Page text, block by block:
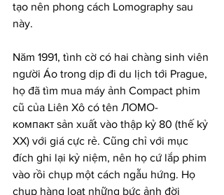
tạo nên phong cách Lomography sau
này.
Năm 1991, tình cờ có hai chàng sinh viên
người Áo trong dịp đi du lịch tới Prague,
họ đã tìm mua máy ảnh Compact phim
cũ của Liên Xô có tên ЛОМО-
компакт sản xuất vào thập kỷ 80 (thế kỷ
XX) với giá cực rẻ. Cũng chỉ với mục
đích ghi lại kỷ niệm, nên họ cứ lắp phim
vào rồi chụp một cách ngẫu hứng. Họ
chụp hàng loạt những bức ảnh đời